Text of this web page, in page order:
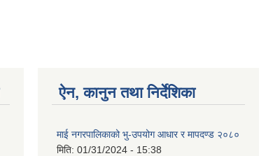
ऐन, कानुन तथा निर्देशिका
माई नगरपालिकाको भु-उपयोग आधार र मापदण्ड २०८०
मिति: 01/31/2024 - 15:38